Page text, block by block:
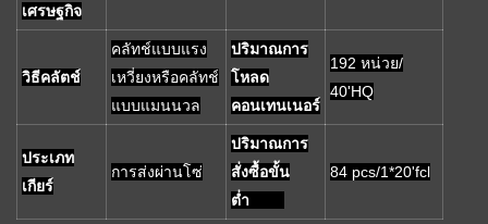
เศรษฐกิจ
วิธีคลัตช์
คลัทช์แบบแรง
เหวี่ยงหรือคลัทช์
แบบแมนนวล
ปริมาณการ
โหลด
คอนเทนเนอร์
192 หน่วย/
40'HQ
ประเภท
เกียร์
การส่งผ่านโซ่
ปริมาณการ
สั่งซื้อขั้น
ต่ำ
84 pcs/1*20'fcl